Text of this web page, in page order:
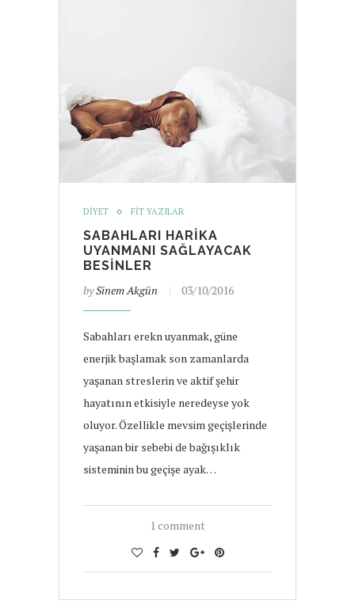
DIYET FIT YAZILAR
SABAHLARI HARIKA
UYANMANI SAĞLAYACAK
BESINLER
bySinem Akgün 03/10/2016
Sabahları erekn uyanmak, güne
enerjik başlamak son zamanlarda
yaşanan streslerin ve aktif şehir
hayatının etkisiyle neredeyse yok
oluyor. Özellikle mevsim geçişlerinde
yaşanan bir sebebi de bağışıklık
sisteminin bu geçişe ayak…
1 comment